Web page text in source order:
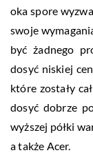
oka spore
swoje
być żadnego
dosyć niskiej
które zostały
dosyć dobrze
wyższej półki
a także Acer.